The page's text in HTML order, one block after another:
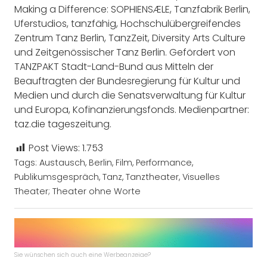
Making a Difference: SOPHIENSÆLE, Tanzfabrik Berlin,
Uferstudios, tanzfähig, Hochschulübergreifendes
Zentrum Tanz Berlin, TanzZeit, Diversity Arts Culture
und Zeitgenössischer Tanz Berlin. Gefördert von
TANZPAKT Stadt-Land-Bund aus Mitteln der
Beauftragten der Bundesregierung für Kultur und
Medien und durch die Senatsverwaltung für Kultur
und Europa, Kofinanzierungsfonds. Medienpartner:
taz.die tageszeitung.
Post Views: 1.753
Tags: Austausch, Berlin, Film, Performance,
Publikumsgespräch, Tanz, Tanztheater, Visuelles
Theater; Theater ohne Worte
Sie wünschen sich auch eine Werbeanzeige?